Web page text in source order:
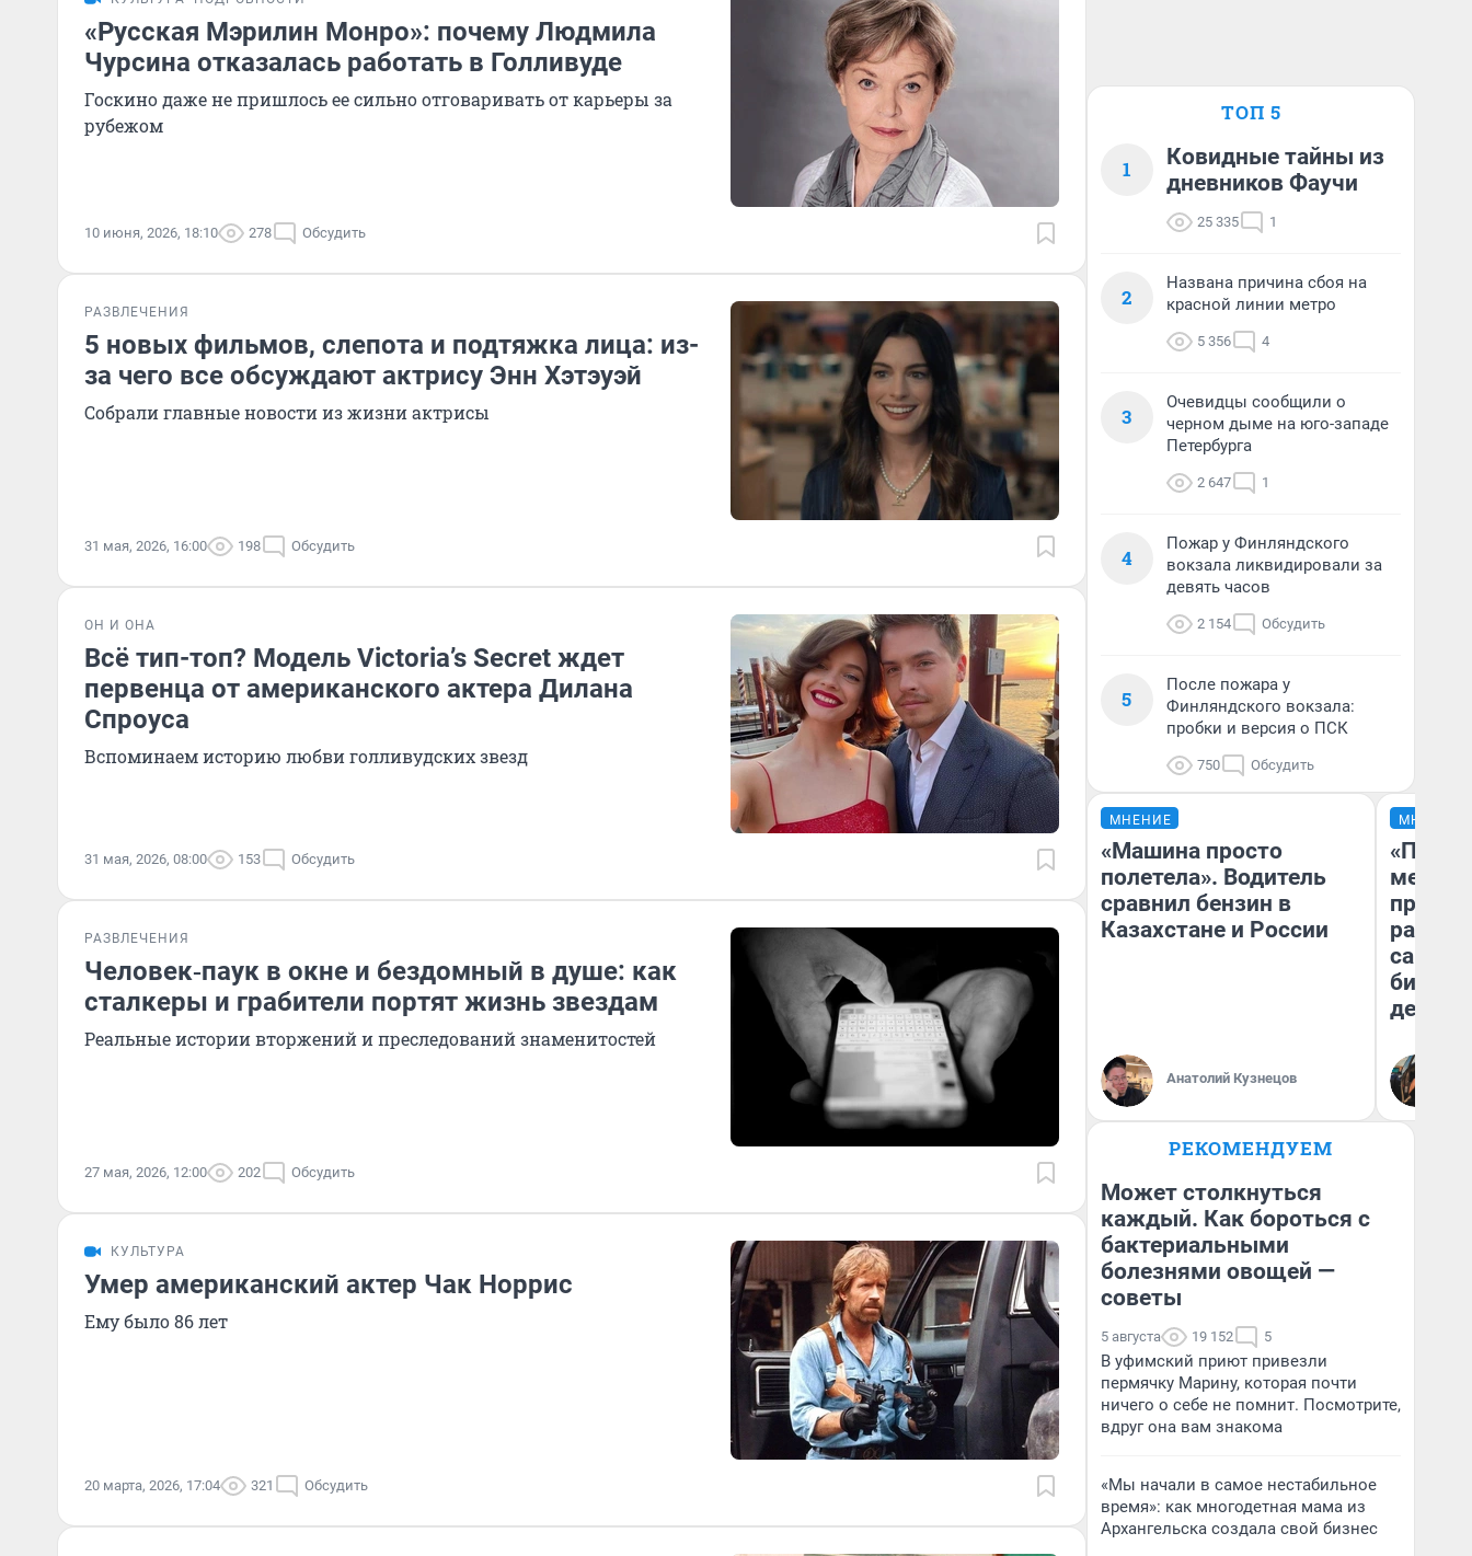
«Русская Мэрилин Монро»: почему Людмила
Чурсина отказалась работать в Голливуде
Госкино даже не пришлось ее сильно отговаривать от карьеры за
рубежом
10 июня, 2026, 18:10 278 Обсудить
РАЗВЛЕЧЕНИЯ
5 новых фильмов, слепота и подтяжка лица: из-
за чего все обсуждают актрису Энн Хэтэуэй
Собрали главные новости из жизни актрисы
31 мая, 2026, 16:00 198 Обсудить
ОН И ОНА
Всё тип-топ? Модель Victoria’s Secret ждет
первенца от американского актера Дилана
Спроуса
Вспоминаем историю любви голливудских звезд
31 мая, 2026, 08:00 153 Обсудить
РАЗВЛЕЧЕНИЯ
Человек‑паук в окне и бездомный в душе: как
сталкеры и грабители портят жизнь звездам
Реальные истории вторжений и преследований знаменитостей
27 мая, 2026, 12:00 202 Обсудить
КУЛЬТУРА
Умер американский актер Чак Норрис
Ему было 86 лет
20 марта, 2026, 17:04 321 Обсудить
ТОП 5
1
Ковидные тайны из
дневников Фаучи
25 335 1
2
Названа причина сбоя на
красной линии метро
5 356 4
3
Очевидцы сообщили о
черном дыме на юго-западе
Петербурга
2 647 1
4
Пожар у Финляндского
вокзала ликвидировали за
девять часов
2 154 Обсудить
5
После пожара у
Финляндского вокзала:
пробки и версия о ПСК
750 Обсудить
МНЕНИЕ
«Машина просто
полетела». Водитель
сравнил бензин в
Казахстане и России
Анатолий Кузнецов
МНЕНИЕ
самом
РЕКОМЕНДУЕМ
Может столкнуться
каждый. Как бороться с
бактериальными
болезнями овощей —
советы
5 августа 19 152 5
В уфимский приют привезли
пермячку Марину, которая почти
ничего о себе не помнит. Посмотрите,
вдруг она вам знакома
«Мы начали в самое нестабильное
время»: как многодетная мама из
Архангельска создала свой бизнес